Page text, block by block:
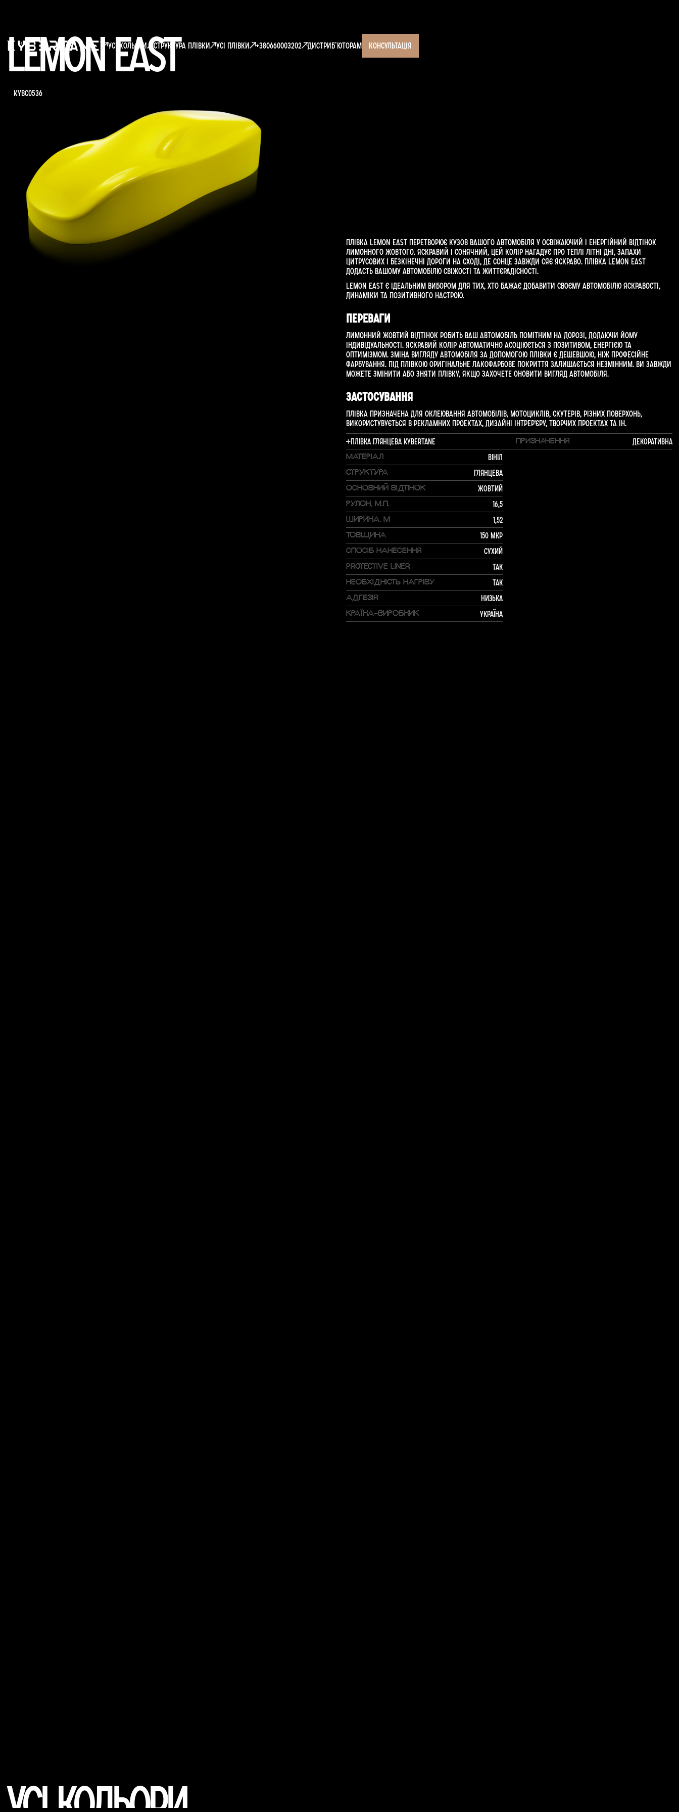
усі кольори структура плівки Усі плівки +380660003202 Дистрибʼюторам консультація
Lemon East
KYBC0536
Плівка Lemon East перетворює кузов вашого автомобіля у освіжаючий і енергійний відтінок
лимонного жовтого. Яскравий і сонячний, цей колір нагадує про теплі літні дні, запахи
цитрусових і безкінечні дороги на сході, де сонце завжди сяє яскраво. Плівка Lemon East
додасть вашому автомобілю свіжості та життєрадісності.
Lemon East є ідеальним вибором для тих, хто бажає добавити своєму автомобілю яскравості,
динаміки та позитивного настрою.
Переваги
Лимонний жовтий відтінок робить ваш автомобіль помітним на дорозі, додаючи йому
індивідуальності. Яскравий колір автоматично асоціюється з позитивом, енергією та
оптимізмом. Зміна вигляду автомобіля за допомогою плівки є дешевшою, ніж професійне
фарбування. Під плівкою оригінальне лакофарбове покриття залишається незмінним. Ви завжди
можете змінити або зняти плівку, якщо захочете оновити вигляд автомобіля.
Застосування
Плівка призначена для оклеювання автомобілів, мотоциклів, скутерів, різних поверхонь,
використувується в рекламних проектах, дизайні інтрер'єру, творчих проектах та ін.
Плівка глянцева Kybertane
ПРИЗНАЧЕННЯ Декоративна
МАТЕРІАЛ Вініл
СТРУКТУРА Глянцева
ОСНОВНИЙ ВІДТІНОК Жовтий
РУЛОН, М.П. 16,5
ШИРИНА, М 1,52
ТОВЩИНА 150 мкр
СПОСІБ НАНЕСЕННЯ Сухий
PROTECTIVE LINER Так
НЕОБХІДНІСТЬ НАГРІВУ Так
АДГЕЗІЯ Низька
КРАЇНА-ВИРОБНИК Україна